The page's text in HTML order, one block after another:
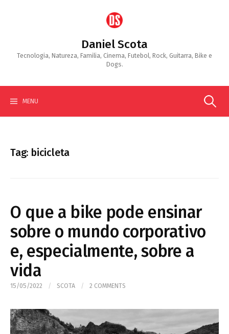
Daniel Scota
Tecnologia, Natureza, Familia, Cinema, Futebol, Rock, Guitarra, Bike e
Dogs.
MENU Search
Tag: bicicleta
O que a bike pode ensinar
sobre o mundo corporativo
e, especialmente, sobre a
vida
15/05/2022 / SCOTA / 2 COMMENTS